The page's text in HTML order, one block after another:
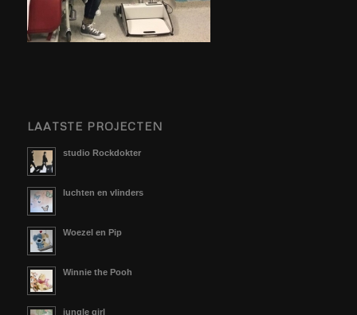
LAATSTE PROJECTEN
studio Rockdokter
luchten en vlinders
Woezel en Pip
Winnie the Pooh
jungle girl